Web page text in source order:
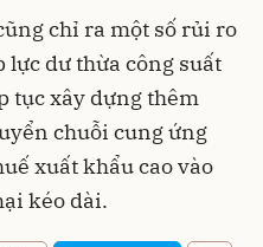
chỉ ra một số rủi ro
lực dư thừa công suất
tục xây dựng thêm
chuỗi cung ứng
xuất khẩu cao vào
kéo dài.